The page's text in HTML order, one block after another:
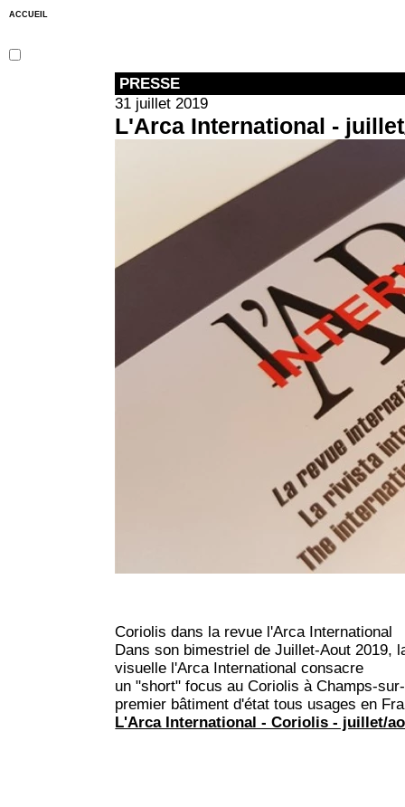
ACCUEIL
PRESSE
31 juillet 2019
L'Arca International -
Coriolis dans la revue l'Arca International
Dans son bimestriel de Juillet-Aout 2019,
visuelle l'Arca International consacre
un "short" focus au Coriolis à Champs-
premier bâtiment d'état tous usages en
L'Arca International - Coriolis - juillet/